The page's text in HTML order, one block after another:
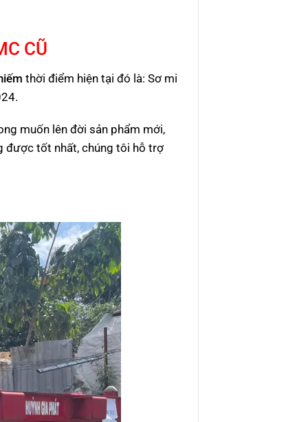
CŨ
thời điểm hiện tại đó là: Sơ mi
muốn lên đời sản phẩm mới,
được tốt nhất, chúng tôi hỗ trợ